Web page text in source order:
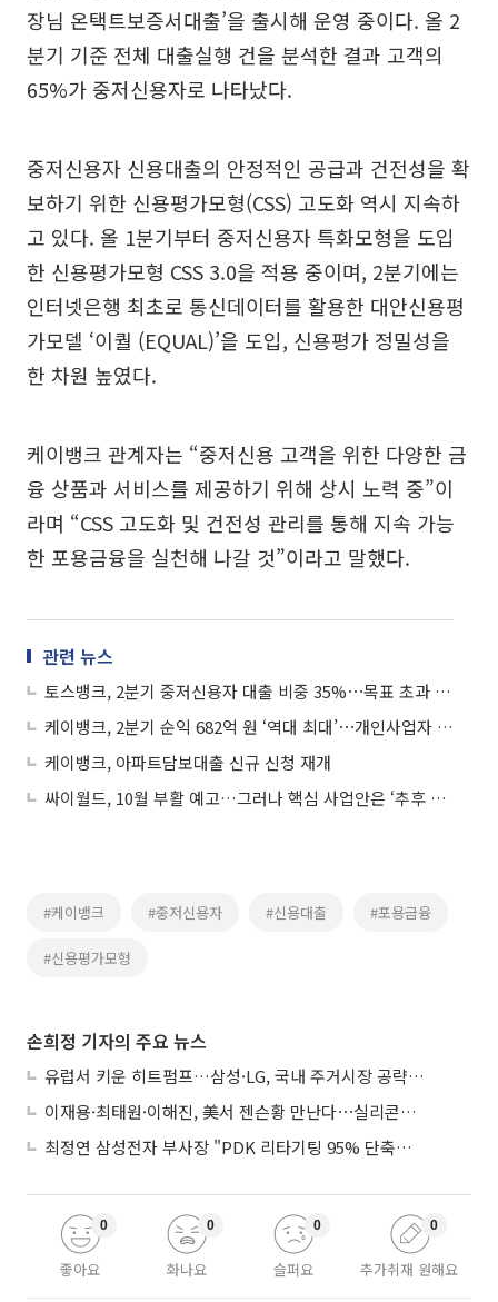
장님 온택트보증서대출’을 출시해 운영 중이다. 올 2
분기 기준 전체 대출실행 건을 분석한 결과 고객의
65%가 중저신용자로 나타났다.
중저신용자 신용대출의 안정적인 공급과 건전성을 확
보하기 위한 신용평가모형(CSS) 고도화 역시 지속하
고 있다. 올 1분기부터 중저신용자 특화모형을 도입
한 신용평가모형 CSS 3.0을 적용 중이며, 2분기에는
인터넷은행 최초로 통신데이터를 활용한 대안신용평
가모델 ‘이퀄 (EQUAL)’을 도입, 신용평가 정밀성을
한 차원 높였다.
케이뱅크 관계자는 “중저신용 고객을 위한 다양한 금
융 상품과 서비스를 제공하기 위해 상시 노력 중”이
라며 “CSS 고도화 및 건전성 관리를 통해 지속 가능
한 포용금융을 실천해 나갈 것”이라고 말했다.
관련 뉴스
토스뱅크, 2분기 중저신용자 대출 비중 35%⋯목표 초과 달성
케이뱅크, 2분기 순익 682억 원 ‘역대 최대’⋯개인사업자 대출 성장 견인
케이뱅크, 아파트담보대출 신규 신청 재개
싸이월드, 10월 부활 예고…그러나 핵심 사업안은 ‘추후 공개’
#케이뱅크 #중저신용자 #신용대출 #포용금융
#신용평가모형
손희정 기자의 주요 뉴스
유럽서 키운 히트펌프…삼성·LG, 국내 주거시장 공략 ‘속도’
이재용·최태원·이해진, 美서 젠슨황 만난다⋯실리콘밸리 집결하는 AI리더
최정연 삼성전자 부사장 "PDK 리타기팅 95% 단축…에이전트 AI 시범 활용"
좋아요
0
화나요
0
슬퍼요
0
추가취재 원해요
0